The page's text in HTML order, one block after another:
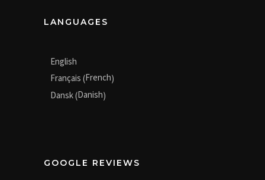
LANGUAGES
English
Français (French)
Dansk(Danish)
GOOGLE REVIEWS